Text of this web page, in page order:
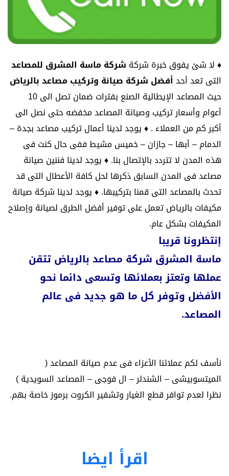
♦لا شئ يفوق خبرة شركة شركة ماسة المشرق للمصاعد
التى تعد أحدأفضل شركة صيانة وتركيب مصاعد بالرياض
حيث المصاعد الإيطالية الصنع بفترات ضمان تصل الى 10
أعوام وأسعار تركيب وصيانة المصاعد مخفضه حتى نصل الى
أكبر كم من العملاء .♦يوجد لدينا أعمال تركيب مصاعد بجدة –
الدمام – أبها – جازان – خميس مشيط ففى حال كنت فى
هذه المدن لا تتردد بالإتصال بنا.♦يوجد لدينا فننين صيانة
مصاعد فى المدن السابق ذكرها لحل كافة الأعطال التى قد
تحدث بالمصاعد التى قمنا بتركيبها.♦يوجد لدينا شركة صيانة
مكيفات بالرياضتعمل على توفير أفضل الطرق لصيانة وإصلاح
المكيفات بشكل عام.
إنتظرونا قريبا
ماسة المشرق شركة مصاعد بالرياض تتقن
عملها وتعتز بعملائها وتسعى دائما نحو
الأفضل وتوفر كل ما هو جديد فى عالم
المصاعد.
نأسف لكم عملائنا الأعزاء فى عدم صيانة المصاعد (
الميتسوبيشى – الشندلر – ال فوجى – المصاعد السويدية )
نظرا لعدم توافر قطع الغيار وتشفير الكروت برموز خاصة بهم.
اقرأ ايضا